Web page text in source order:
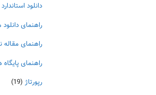
دانلود استاندارد
راهنمای
راهنمای
راهنمای
رپورتاژ (19)